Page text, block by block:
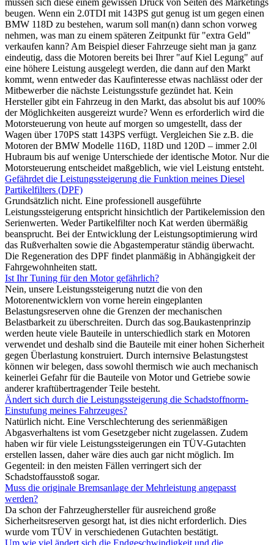
beugen. Wenn ein 2.0TDI mit 143PS gut genug ist um gegen einen
BMW 118D zu bestehen, warum soll man(n) dann schon vorweg
nehmen, was man zu einem späteren Zeitpunkt für "extra Geld"
verkaufen kann? Am Beispiel dieser Fahrzeuge sieht man ja ganz
eindeutig, dass die Motoren bereits bei Ihrer "auf Kiel Legung" auf
eine höhere Leistung ausgelegt werden, die dann auf den Markt
kommt, wenn entweder das Kaufinteresse etwas nachlässt oder der
Mitbewerber die nächste Leistungsstufe gezündet hat. Kein
Hersteller gibt ein Fahrzeug in den Markt, das absolut bis auf 100%
der Möglichkeiten ausgereizt wurde? Wenn es erforderlich wird die
Motorsteuerung von heute auf morgen so umgestellt, dass der
Wagen über 170PS statt 143PS verfügt. Vergleichen Sie z.B. die
Motoren der BMW Modelle 116D, 118D und 120D – immer 2.0l
Hubraum bis auf wenige Unterschiede der identische Motor. Nur die
Motorsteuerung entscheidet maßgeblich, wie viel Leistung entsteht.
Gefährdet die Leistungssteigerung die Funktion meines Diesel
Partikelfilters (DPF)
Grundsätzlich nicht. Eine professionell ausgeführte
Leistungssteigerung entspricht hinsichtlich der Partikelemission den
Serienwerten. Weder Partikelfilter noch Kat werden übermäßig
beansprucht. Bei der Entwicklung der Leistungsoptimierung wird
das Rußverhalten sowie die Abgastemperatur ständig überwacht.
Die Regeneration des DPF findet planmäßig in Abhängigkeit der
Fahrgewohnheiten statt.
Ist Ihr Tuning für den Motor gefährlich?
Nein, unsere Leistungssteigerung nutzt die von den
Motorenentwicklern von vorne herein eingeplanten
Belastungsreserven ohne die Grenzen der mechanischen
Belastbarkeit zu überschreiten. Durch das sog.Baukastenprinzip
werden heute viele Bauteile in unterschiedlich stark en Motoren
verwendet und deshalb sind die Bauteile mit einer hohen Sicherheit
gegen Überlastung konstruiert. Durch internsive Belastungstest
können wir belegen, dass sowohl thermisch wie auch mechanisch
keinerlei Gefahr für die Bauteile von Motor und Getriebe sowie
anderer kraftübertragender Teile besteht.
Ändert sich durch die Leistungssteigerung die Schadstoffnorm-
Einstufung meines Fahrzeuges?
Natürlich nicht. Eine Verschlechterung des serienmäßigen
Abgasverhaltens ist vom Gesetzgeber nicht zugelassen. Zudem
haben wir für viele Leistungssteigerungen ein TÜV-Gutachten
erstellen lassen, daher wäre dies auch gar nicht möglich. Im
Gegenteil: in den meisten Fällen verringert sich der
Schadstoffausstoß sogar.
Muss die originale Bremsanlage der Mehrleistung angepasst
werden?
Da schon der Fahrzeughersteller für ausreichend große
Sicherheitsreserven gesorgt hat, ist dies nicht erforderlich. Dies
wurde vom TÜV in verschiedenen Gutachten bestätigt.
Um wie viel ändert sich die Endgeschwindigkeit und die